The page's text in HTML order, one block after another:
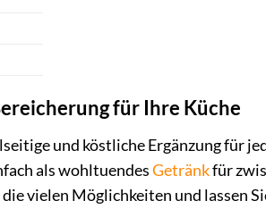
für Ihre Küche
und köstliche Ergänzung für
als wohltuendesGetränkfür
vielen Möglichkeiten und lassen